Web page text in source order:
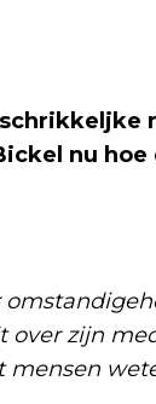
nu
zijn
mensen